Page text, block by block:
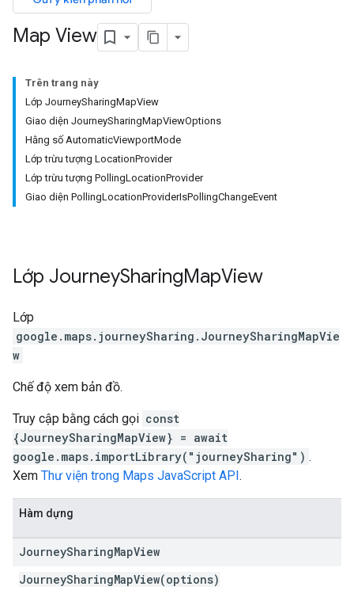
Map View
Trên trang này
Lớp JourneySharingMapView
Giao diện JourneySharingMapViewOptions
Hằng số AutomaticViewportMode
Lớp trừu tượng LocationProvider
Lớp trừu tượng PollingLocationProvider
Giao diện PollingLocationProviderIsPollingChangeEvent
Lớp JourneySharingMapView
Lớp
google.maps.journeySharing . JourneySharingMapVie
w
Chế độ xem bản đồ.
Truy cập bằng cách gọi const
{JourneySharingMapView} = await
google.maps.importLibrary("journeySharing") .
Xem Thư viện trong Maps JavaScript API .
Hàm dựng
JourneySharingMapView
JourneySharingMapView(options)